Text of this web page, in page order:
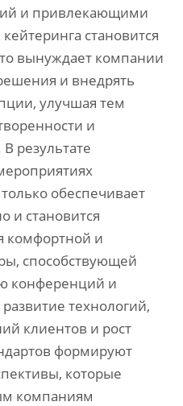
и привлекающими
становится
вынуждает компании
и внедрять
улучшая тем
и
результате
обеспечивает
и становится
комфортной и
способствующей
конференций и
технологий,
клиентов и рост
формируют
которые
компаниям